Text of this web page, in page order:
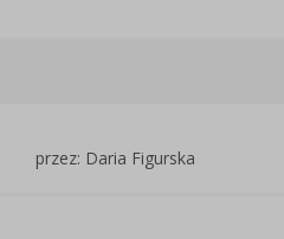
przez: Daria Figurska